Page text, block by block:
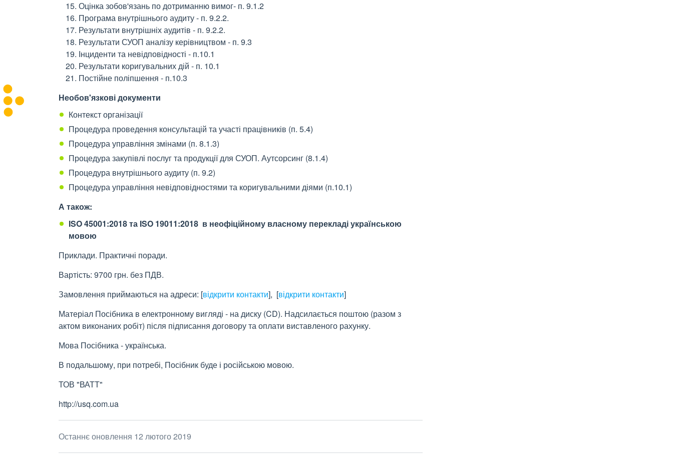
Оцінка зобов'язань по дотриманню вимог- п. 9.1.2
Програма внутрішнього аудиту - п. 9.2.2.
Результати внутрішніх аудитів - п. 9.2.2.
Результати СУОП аналізу керівництвом - п. 9.3
Інциденти та невідповідності - п.10.1
Результати коригувальних дій - п. 10.1
Постійне поліпшення - п.10.3
Необов'язкові документи
Контекст організації
Процедура проведення консультацій та участі працівників (п. 5.4)
Процедура управління змінами (п. 8.1.3)
Процедура закупівлі послуг та продукції для СУОП. Аутсорсинг (8.1.4)
Процедура внутрішнього аудиту (п. 9.2)
Процедура управління невідповідностями та коригувальними діями (п.10.1)
А також:
ISO 45001:2018 та ISO 19011:2018 в неофіційному власному перекладі українською
мовою
Приклади. Практичні поради.
Вартість: 9700 грн. без ПДВ.
Замовлення приймаються на адреси: [відкрити контакти], [відкрити контакти]
Матеріал Посібника в електронному вигляді - на диску (CD). Надсилається поштою (разом з
актом виконаних робіт) після підписання договору та оплати виставленого рахунку.
Мова Посібника - українська.
В подальшому, при потребі, Посібник буде і російською мовою.
ТОВ "ВАТТ"
http://usq.com.ua
Останнє оновлення 12 лютого 2019